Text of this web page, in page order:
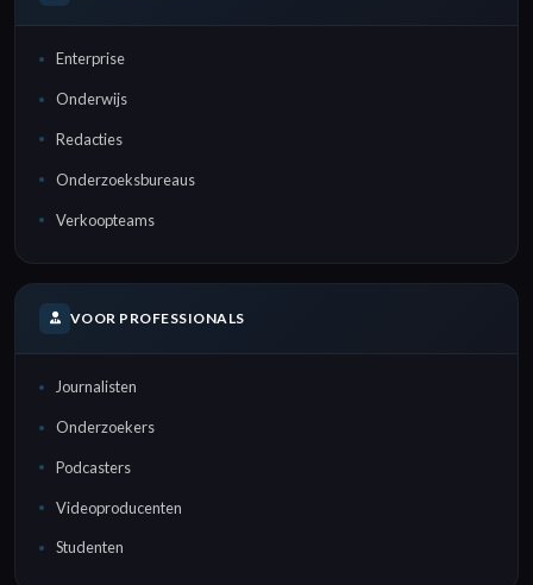
Bengaals
transcriberen
Geautomatiseerde
transcriptie
transcriberen
Transcriptieartikelen &
Enterprise
Onderwijs
Redacties
Onderzoeksbureaus
Verkoopteams
VOOR PROFESSIONALS
Journalisten
Onderzoekers
Podcasters
Videoproducenten
Studenten